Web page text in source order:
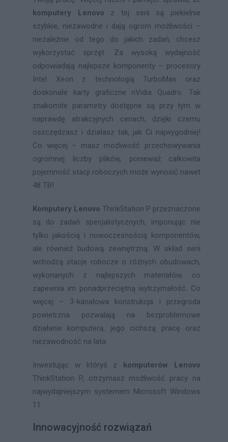
komputery Lenovo z tej serii są piekielnie
szybkie, niezawodne i dają ogrom możliwości –
niezależnie od tego do jakich zadań, chcesz
wykorzystać sprzęt. Za wysoką wydajność
odpowiadają najlepsze komponenty – procesory
Intel Xeon z technologią TurboMax oraz
doskonałe karty graficzne nVidia Quadro. Tak
znakomite parametry dostępne są przy tym w
naprawdę atrakcyjnych cenach, dzięki czemu
oszczędzasz i działasz tak, jak Ci najwygodniej!
Co więcej – masz możliwość przechowywania
ogromnej liczby plików, ponieważ całkowita
pojemność stacji roboczych może wynosić nawet
48 TB!
Komputery Lenovo ThinkStation P przeznaczone
są do zadań specjalistycznych, imponując nie
tylko jakością i nowoczesnością komponentów,
ale również budową zewnętrzną. W skład serii
wchodzą stacje robocze o różnych obudowach,
wykonanych z najlepszych materiałów, co
zapewnia im ponadprzeciętną wytrzymałość. Co
więcej – 3-kanałowa konstrukcja i przegroda
powietrzna pozwalają na bezproblemowe
działanie komputera, jego cichszą pracę oraz
niezawodność na lata.
Inwestując w któryś z komputerów Lenovo
ThinkStation P, otrzymasz możliwość pracy na
najwydajniejszym systemem Microsoft Windows
11.
Innowacyjność rozwiązań